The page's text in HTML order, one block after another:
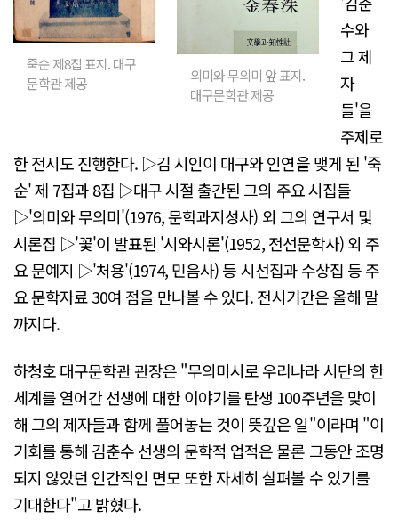
죽순 제8집 표지. 대구
문학관 제공
의미와 무의미 앞 표지.
대구문학관 제공
수와
그 제
자
들'을
주제로
한 전시도 진행한다. ▷김 시인이 대구와 인연을 맺게 된 '죽
순' 제 7집과 8집 ▷대구 시절 출간된 그의 주요 시집들
▷'의미와 무의미'(1976, 문학과지성사) 외 그의 연구서 및
시론집 ▷'꽃'이 발표된 '시와시론'(1952, 전선문학사) 외 주
요 문예지 ▷'처용'(1974, 민음사) 등 시선집과 수상집 등 주
요 문학자료 30여 점을 만나볼 수 있다. 전시기간은 올해 말
까지다.
하청호 대구문학관 관장은 "무의미시로 우리나라 시단의 한
세계를 열어간 선생에 대한 이야기를 탄생 100주년을 맞이
해 그의 제자들과 함께 풀어놓는 것이 뜻깊은 일"이라며 "이
기회를 통해 김춘수 선생의 문학적 업적은 물론 그동안 조명
되지 않았던 인간적인 면모 또한 자세히 살펴볼 수 있기를
기대한다"고 밝혔다.